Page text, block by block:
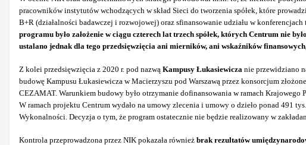
pracowników instytutów wchodzących w skład Sieci do tworzenia spółek, które
B+R (działalności badawczej i rozwojowej) oraz sfinansowanie udziału w konferencjach
programu było założenie w ciągu czterech lat trzech spółek, których Centrum nie
ustalano jednak dla tego przedsięwzięcia ani mierników, ani wskaźników
Z kolei przedsięwzięcia z 2020 r. pod nazwą Kampusy Łukasiewicza nie przewidziano
budowę Kampusu Łukasiewicza w Macierzyszu pod Warszawą przez konsorcjum
CEZAMAT. Warunkiem budowy było otrzymanie dofinansowania w ramach Krajowego
W ramach projektu Centrum wydało na umowy zlecenia i umowy o dzieło ponad 491
Wykonalności. Decyzja o tym, że program ostatecznie nie będzie realizowany w
Kontrola przeprowadzona przez NIK pokazała również brak rezultatów